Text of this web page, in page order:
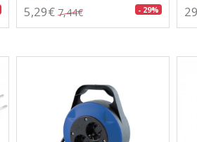
5,29€ 7,44€ - 29%